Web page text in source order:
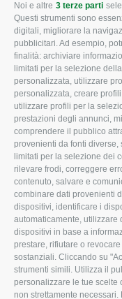
Noi e altre 3 terze parti
Questi strumenti sono
digitali, migliorare la
pubblicitari. Ad esempio,
finalità: archiviare
limitati per la selezione
personalizzata, utilizzare
personalizzata, creare
utilizzare profili per la
prestazioni degli annunci,
comprendere il pubblico
provenienti da fonti
limitati per la selezione dei
rilevare frodi, correggere
contenuto, salvare e
combinare dati provenienti
dispositivi, identificare i
automaticamente, utilizzare
dispositivi in base a
prestare, rifiutare o
sostanziali. Cliccando su
strumenti simili. Utilizza il
personalizzare le tue scelte
non strettamente
CONFAGRICOLTURA
ROVIGO
L'Associazione
Missione e Progetto
Organigramma
I Nostri Servizi
Uffici della Sede
provinciale
Le Sedi di Zona
Agricoltori S.r.l.
Whistleblowing
Confagricoltura
Agricoltori srl